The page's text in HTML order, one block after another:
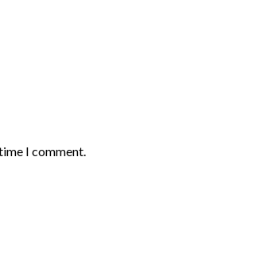
I comment.